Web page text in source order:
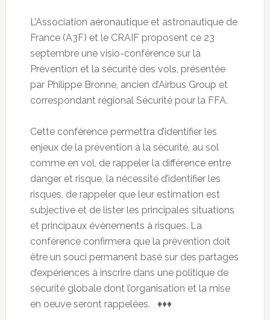
L’Association aéronautique et astronautique de
France (A3F) et le CRAIF proposent ce 23
septembre une visio-conférence sur la
Prévention et la sécurité des vols, présentée
par Philippe Bronne, ancien d’Airbus Group et
correspondant régional Sécurité pour la FFA.
Cette conférence permettra d’identifier les
enjeux de la prévention à la sécurité, au sol
comme en vol, de rappeler la différence entre
danger et risque, la nécessité d’identifier les
risques, de rappeler que leur estimation est
subjective et de lister les principales situations
et principaux évènements à risques. La
conférence confirmera que la prévention doit
être un souci permanent basé sur des partages
d’expériences à inscrire dans une politique de
sécurité globale dont l’organisation et la mise
en oeuve seront rappelées. ♦♦♦